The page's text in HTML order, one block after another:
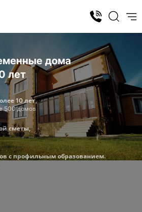
дома
лет
10 лет,
500 домов
сметы,
с профильным образованием.